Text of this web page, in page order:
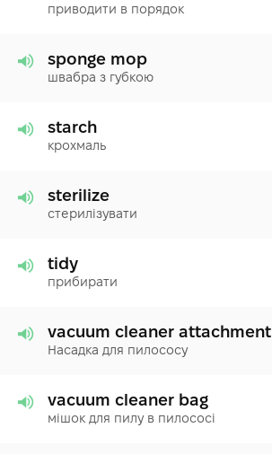
приводити в порядок
sponge mop
швабра з губкою
starch
крохмаль
sterilize
стерилізувати
tidy
прибирати
vacuum cleaner attachment
Насадка для пилососу
vacuum cleaner bag
мішок для пилу в пилососі